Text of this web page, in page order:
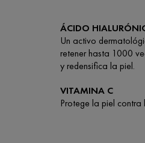
ÁCIDO
Un activo
retener hasta 1000
y redensifica la piel.
VITAMINA C
Protege la piel contra